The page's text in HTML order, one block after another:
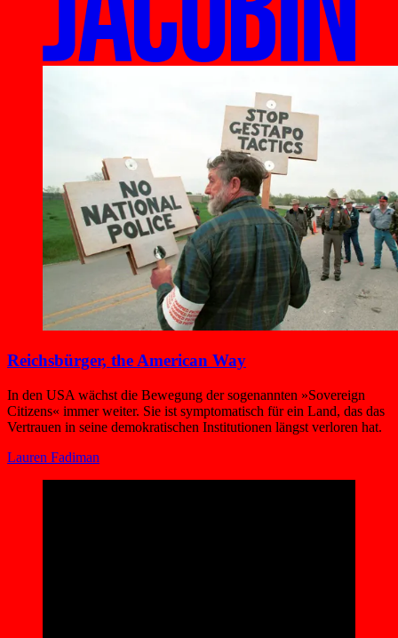
Reichsbürger, the American Way
In den USA wächst die Bewegung der sogenannten »Sovereign
Citizens« immer weiter. Sie ist symptomatisch für ein Land, das das
Vertrauen in seine demokratischen Institutionen längst verloren hat.
Lauren Fadiman